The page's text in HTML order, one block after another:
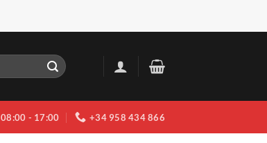
08:00 - 17:00 +34 958 434 866